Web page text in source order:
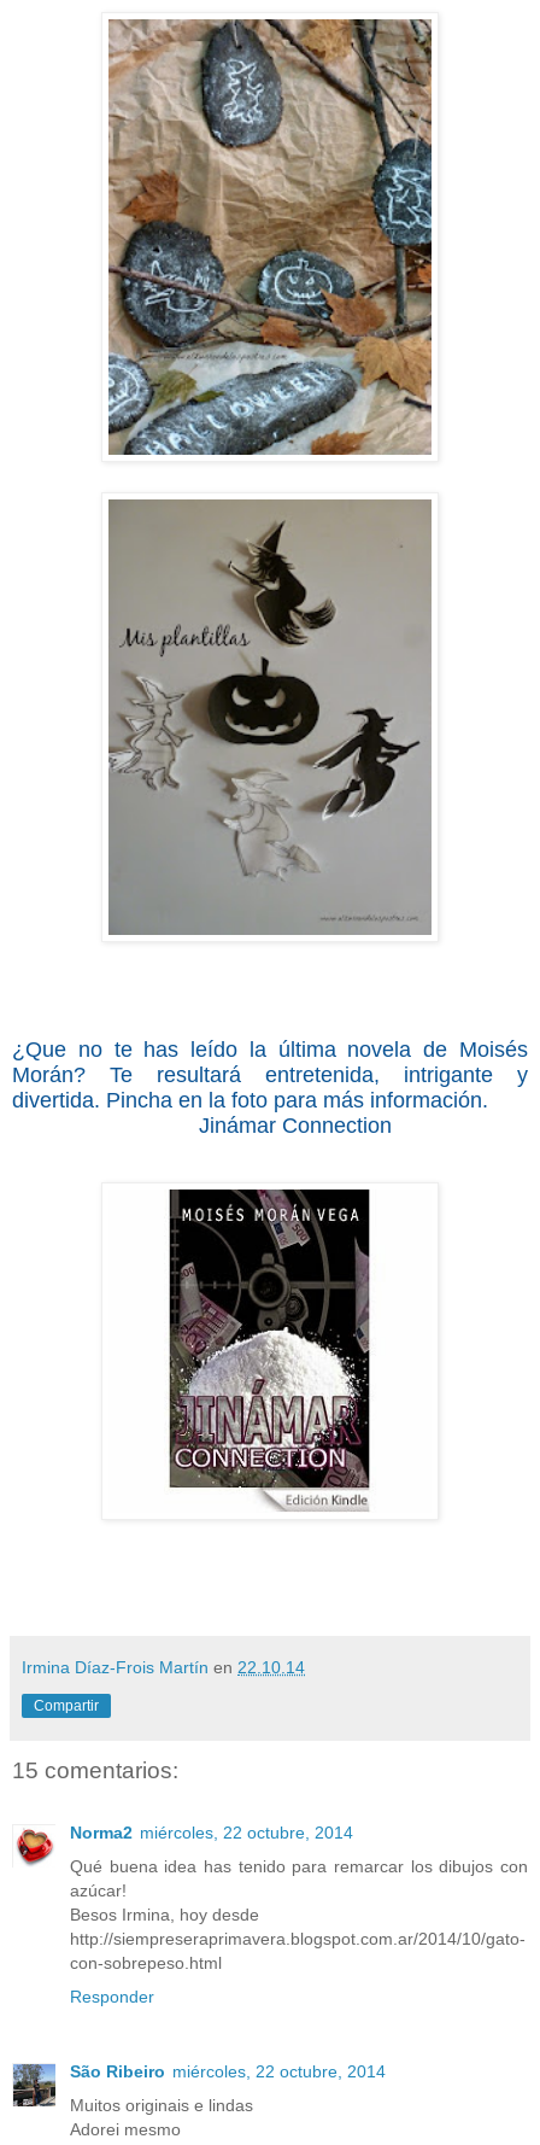
¿Que no te has leído la última novela de Moisés
Morán? Te resultará entretenida, intrigante y
divertida. Pincha en la foto para más información.
Jinámar Connection
Irmina Díaz-Frois Martín en 22.10.14
Compartir
15 comentarios:
Norma2 miércoles, 22 octubre, 2014
Qué buena idea has tenido para remarcar los dibujos con
azúcar!
Besos Irmina, hoy desde
http://siempreseraprimavera.blogspot.com.ar/2014/10/gato-
con-sobrepeso.html
Responder
São Ribeiro miércoles, 22 octubre, 2014
Muitos originais e lindas
Adorei mesmo